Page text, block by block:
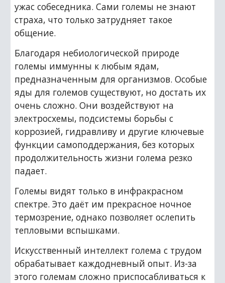
ужас собеседника. Сами големы не знают
страха, что только затрудняет такое
общение.
Благодаря небиологической природе
големы иммунны к любым ядам,
предназначенным для организмов. Особые
яды для големов существуют, но достать их
очень сложно. Они воздействуют на
электросхемы, подсистемы борьбы с
коррозией, гидравливу и другие ключевые
функции самоподдержания, без которых
продолжительность жизни голема резко
падает.
Големы видят только в инфракрасном
спектре. Это даёт им прекрасное ночное
термозрение, однако позволяет ослепить
тепловыми вспышками.
Искусственный интеллект голема с трудом
обрабатывает каждодневный опыт. Из-за
этого големам сложно приспосабливаться к